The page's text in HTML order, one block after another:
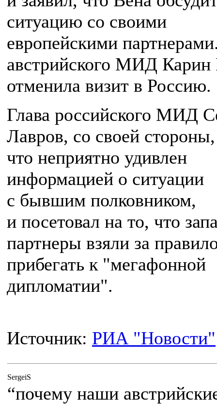
ситуацию со своими
европейскими
австрийского МИД Карин
отменила визит в Россию.
Глава российского МИД
Лавров, со своей
что неприятно удивлен
информацией о ситуации
с бывшим полковником,
и посетовал на то, что
партнеры взяли за
прибегать к "мегафонной
дипломатии".
Источник: РИА "Новости"
SergeiS
“почему наши